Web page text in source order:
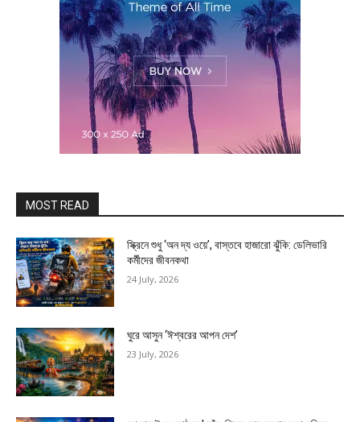
MOST READ
স্ক্রিনে শুধু ‘অন দ্য ওয়ে’, বাস্তবে হাজারো ঝুঁকি: ডেলিভারি
কর্মীদের জীবনকথা
24 July, 2026
ঘুরে আসুন ‘ঈশ্বরের আপন দেশ’
23 July, 2026